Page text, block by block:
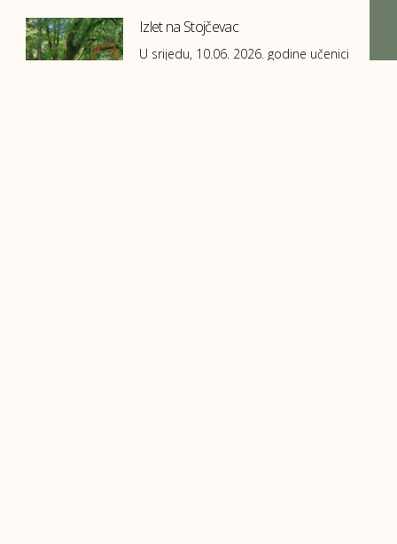
Izlet na Stojčevac
U srijedu, 10.06. 2026. godine učenici